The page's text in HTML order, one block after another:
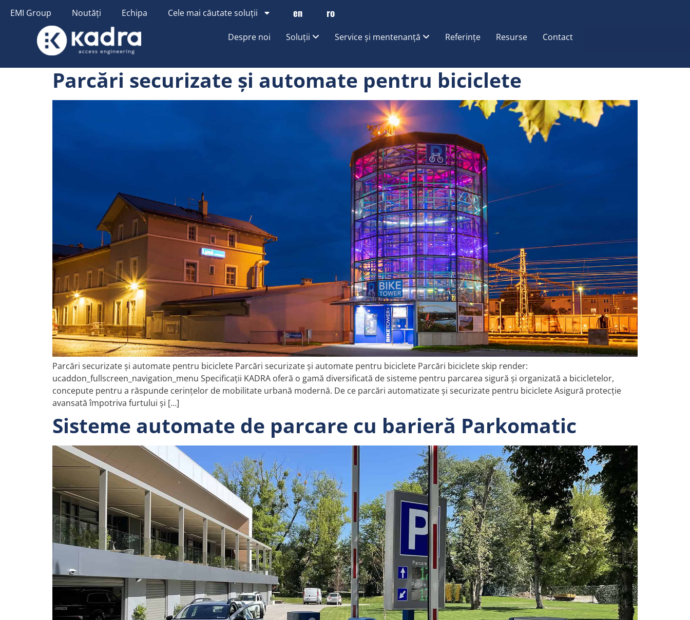
EMI Group Noutăți Echipa Cele mai căutate soluții
Despre noi Soluții Service și mentenanță Referințe Resurse Contact
Parcări securizate și automate pentru biciclete
Parcări securizate și automate pentru biciclete Parcări securizate și automate pentru biciclete Parcări biciclete skip render:
ucaddon_fullscreen_navigation_menu Specificații KADRA oferă o gamă diversificată de sisteme pentru parcarea sigură și organizată a bicicletelor,
concepute pentru a răspunde cerințelor de mobilitate urbană modernă. De ce parcări automatizate și securizate pentru biciclete Asigură protecție
avansată împotriva furtului și […]
Sisteme automate de parcare cu barieră Parkomatic